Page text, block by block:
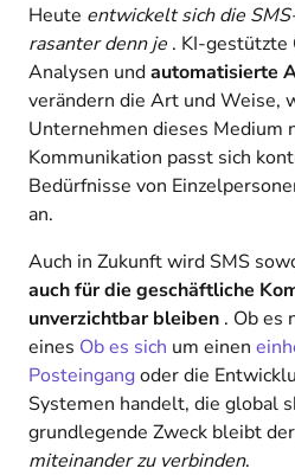
Heute entwickelt sich die
rasanter denn je . KI-gestützte
Analysen undautomatisierte
verändern die Art und Weise,
Unternehmen dieses Medium
Kommunikation passt sich
Bedürfnisse von
an.
Auch in Zukunft wird SMS
auch für die geschäftliche
unverzichtbar bleiben . Ob es
eines Ob es sich um einen
Posteingangoder die
Systemen handelt, die global
grundlegende Zweck bleibt
miteinander zu verbinden.